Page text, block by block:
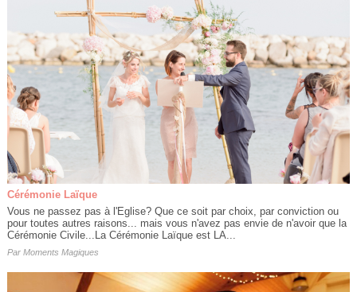
Cérémonie Laïque
Vous ne passez pas à l'Eglise? Que ce soit par choix, par conviction ou
pour toutes autres raisons... mais vous n'avez pas envie de n'avoir que la
Cérémonie Civile...La Cérémonie Laïque est LA...
Par Moments Magiques